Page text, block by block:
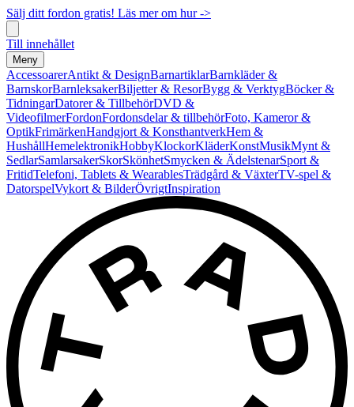
Sälj ditt fordon gratis! Läs mer om hur ->
Till innehållet
Meny
AccessoarerAntikt & DesignBarnartiklarBarnkläder &
BarnskorBarnleksakerBiljetter & ResorBygg & VerktygBöcker &
TidningarDatorer & TillbehörDVD &
VideofilmerFordonFordonsdelar & tillbehörFoto, Kameror &
OptikFrimärkenHandgjort & KonsthantverkHem &
HushållHemelektronikHobbyKlockorKläderKonstMusikMynt &
SedlarSamlarsakerSkorSkönhetSmycken & ÄdelstenarSport &
FritidTelefoni, Tablets & WearablesTrädgård & VäxterTV-spel &
DatorspelVykort & BilderÖvrigtInspiration